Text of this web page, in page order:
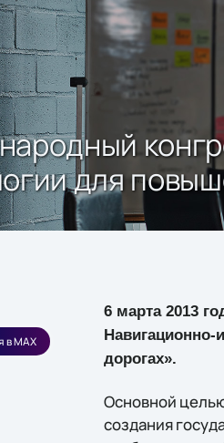
для
в MAX
6 марта 2013
дорогах».
Основной
создания